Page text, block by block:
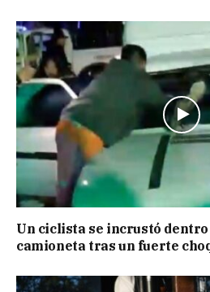
Un ciclista se incrustó dentro
camioneta tras un fuerte